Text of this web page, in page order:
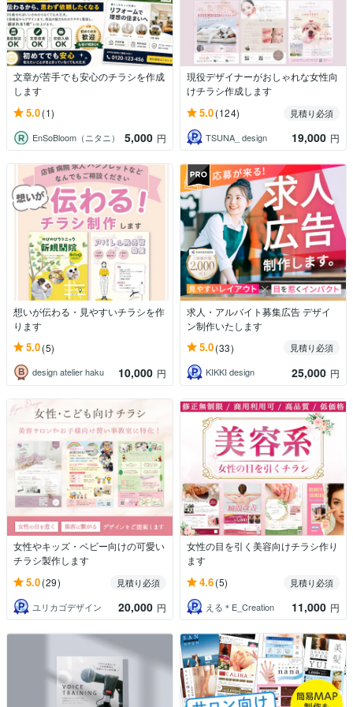
文章が苦手でも安心のチラシを作成
します
5.0(1)
EnSoBloom（ニタニ） 5,000 円
現役デザイナーがおしゃれな女性向
けチラシ作成します
5.0(124)
見積り必須
TSUNA_ design
19,000 円
想いが伝わる・見やすいチラシを作
ります
5.0(5)
design atelier haku 10,000 円
求人・アルバイト募集広告 デザイ
ン制作いたします
5.0(33)
見積り必須
KIKKI design
25,000 円
女性やキッズ・ベビー向けの可愛い
チラシ製作します
5.0(29)
見積り必須
ユリカゴデザイン
20,000 円
女性の目を引く美容向けチラシ作り
ます
4.6(5)
見積り必須
える＊E_Creation
11,000 円